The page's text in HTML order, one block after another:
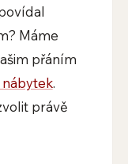
Máme
přáním
nábytek.
právě